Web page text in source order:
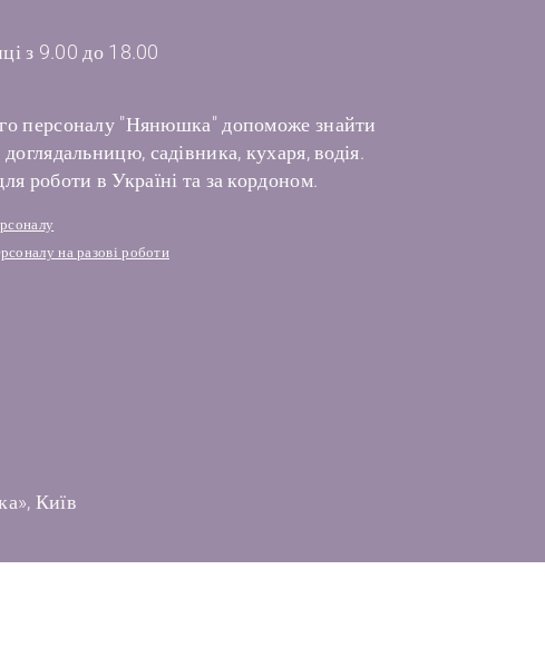
з 9.00 до 18.00
персоналу "Нянюшка" допоможе знайти
садівника, кухаря, водія.
роботи в Україні та за кордоном.
на разові роботи
Київ